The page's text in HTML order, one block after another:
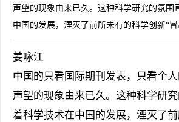
声望的现象由来已久。这种科学研究的氛围
中国的发展，湮灭了前所未有的科学创新“
姜咏江
中国的只看国际期刊发表，只看个
声望的现象由来已久。这种科学研
着科学技术在中国的发展，湮灭了